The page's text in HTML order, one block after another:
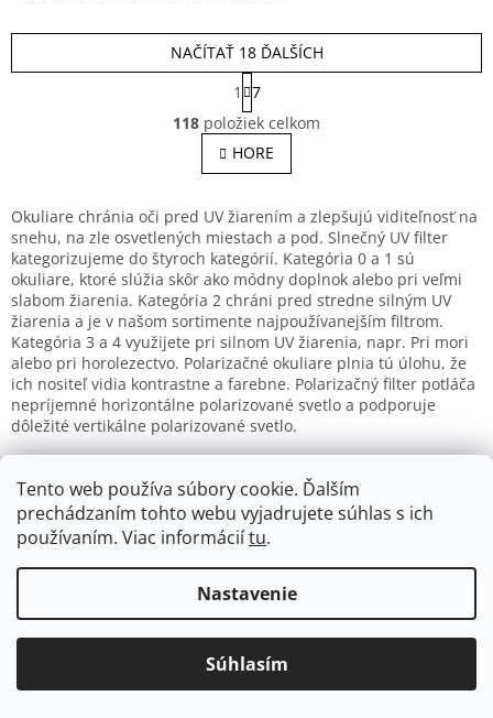
Tento web používa súbory cookie. Ďalším
prechádzaním tohto webu vyjadrujete súhlas s ich
používaním. Viac informáciítu.
Nastavenie
Súhlasím
O
v
l
á
a
c
i
e
p
r
v
k
y
v
ý
p
s
u
NAČÍTAŤ 18 ĎALŠÍCH
S
t
r
á
n
k
v
a
n
i
e
1
7
118 položiek celkom
HORE
Okuliare chránia oči pred UV žiarením a zlepšujú viditeľnosť na
snehu, na zle osvetlených miestach a pod. Slnečný UV filter
kategorizujeme do štyroch kategórií. Kategória 0 a 1 sú
okuliare, ktoré slúžia skôr ako módny doplnok alebo pri veľmi
slabom žiarenia. Kategória 2 chráni pred stredne silným UV
žiarenia a je v našom sortimente najpoužívanejším filtrom.
Kategória 3 a 4 využijete pri silnom UV žiarenia, napr. Pri mori
alebo pri horolezectvo. Polarizačné okuliare plnia tú úlohu, že
ich nositeľ vidia kontrastne a farebne. Polarizačný filter potláča
nepríjemné horizontálne polarizované svetlo a podporuje
dôležité vertikálne polarizované svetlo.
Z
Informácie pre vás
Kontakty
Ako nakupovať